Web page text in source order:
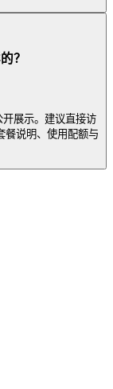
？
展示。建议直接访
餐说明、使用配额与